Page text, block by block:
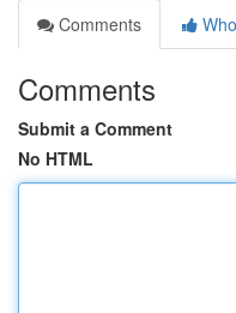
Comments
Comments
Submit a Comment
No HTML